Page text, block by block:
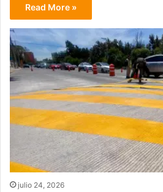
Read More »
julio 24, 2026